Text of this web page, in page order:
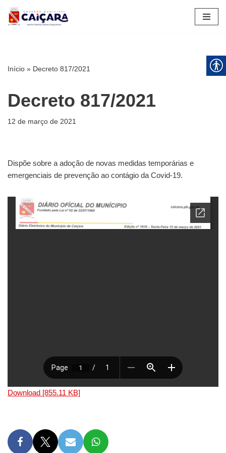
Pular
Início » Decreto 817/2021
Decreto 817/2021
12 de março de 2021
Dispõe sobre a adoção de novas medidas temporárias e
emergenciais de prevenção ao contágio da Covid-19.
Download [855.11 KB]